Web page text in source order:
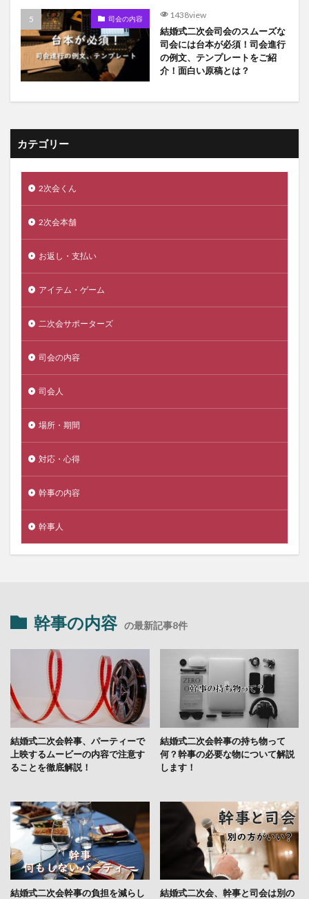
司会の内容 1438view
結婚式二次会司会のスムーズな
司会には台本が必須！司会進行
の例文、テンプレートをご紹
介！面白い原稿とは？
カテゴリー
2次会くん
2次会本舗
お返し・支払い
アイテム・ゲーム
二次会サポーターズ
司会の内容
司会人
場所・期間
対応・心得
幹事の内容
幹事人
幹事の内容 の最新記事8件
結婚式二次会幹事、パーティーで
上映するムービーの内容で注意す
ることを徹底解説！
結婚式二次会幹事の持ち物って
何？幹事の必要な物について解説
します！
結婚式二次会幹事の負担を減らし 結婚式二次会、幹事と司会は別の